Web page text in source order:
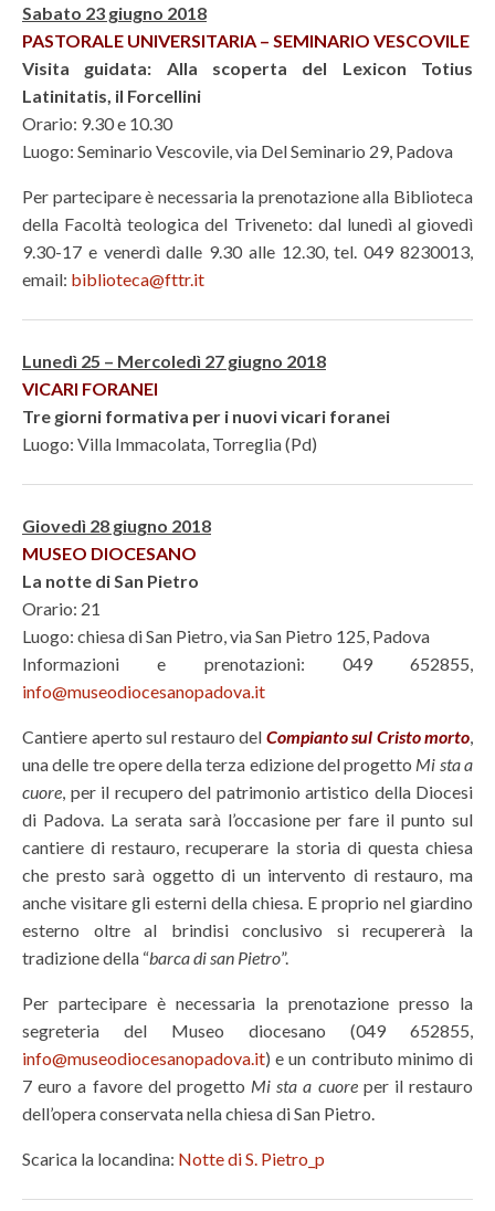
Sabato 23 giugno 2018
PASTORALE UNIVERSITARIA – SEMINARIO VESCOVILE
Visita guidata: Alla scoperta del Lexicon Totius
Latinitatis, il Forcellini
Orario: 9.30 e 10.30
Luogo: Seminario Vescovile, via Del Seminario 29, Padova
Per partecipare è necessaria la prenotazione alla Biblioteca
della Facoltà teologica del Triveneto: dal lunedì al giovedì
9.30-17 e venerdì dalle 9.30 alle 12.30, tel. 049 8230013,
email: biblioteca@fttr.it
Lunedì 25 – Mercoledì 27 giugno 2018
VICARI FORANEI
Tre giorni formativa per i nuovi vicari foranei
Luogo: Villa Immacolata, Torreglia (Pd)
Giovedì 28 giugno 2018
MUSEO DIOCESANO
La notte di San Pietro
Orario: 21
Luogo: chiesa di San Pietro, via San Pietro 125, Padova
Informazioni e prenotazioni: 049 652855,
info@museodiocesanopadova.it
Cantiere aperto sul restauro del Compianto sul Cristo morto
una delle tre opere della terza edizione del progetto Mi sta a
cuore , per il recupero del patrimonio artistico della Diocesi
di Padova. La serata sarà l’occasione per fare il punto sul
cantiere di restauro, recuperare la storia di questa chiesa
che presto sarà oggetto di un intervento di restauro, ma
anche visitare gli esterni della chiesa. E proprio nel giardino
esterno oltre al brindisi conclusivo si recupererà la
tradizione della “barca di san Pietro”.
Per partecipare è necessaria la prenotazione presso la
segreteria del Museo diocesano (049 652855,
info@museodiocesanopadova.it) e un contributo minimo di
7 euro a favore del progetto Mi sta a cuoreper il restauro
dell’opera conservata nella chiesa di San Pietro.
Scarica la locandina: Notte di S. Pietro_p